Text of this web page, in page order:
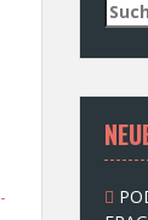
S
u
c
e
n
n
c